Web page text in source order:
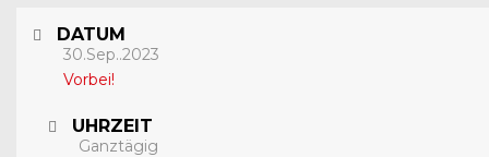
DATUM
30.Sep..2023
Vorbei!
UHRZEIT
Ganztägig